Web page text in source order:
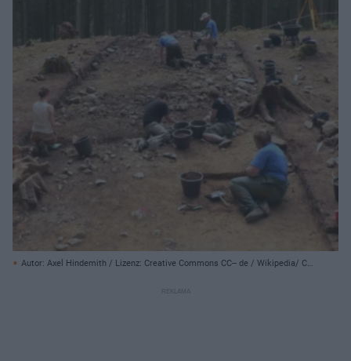
Autor: Axel Hindemith / Lizenz: Creative Commons CC-- de / Wikipedia/ CC